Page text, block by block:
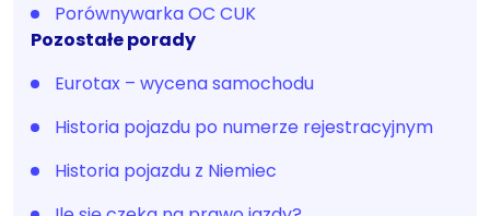
Porównywarka OC CUK
Pozostałe porady
Eurotax – wycena samochodu
Historia pojazdu po numerze rejestracyjnym
Historia pojazdu z Niemiec